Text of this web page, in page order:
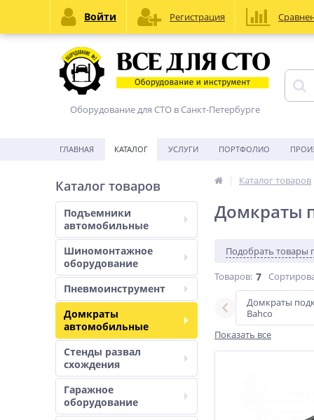
Оборудование для СТО в Санкт-Петербурге
ГЛАВНАЯ КАТАЛОГ УСЛУГИ ПОРТФОЛИО
Каталог товаров
Подъемники
автомобильные
Шиномонтажное
оборудование
Пневмоинструмент
Домкраты
автомобильные
Стенды развал
схождения
Гаражное
оборудование
Каталог товаров
Домкраты
Подобрать товары
Товаров: 7
Для грузовых авто
Домкраты
Bahco
Показать все
Войти Регистрация